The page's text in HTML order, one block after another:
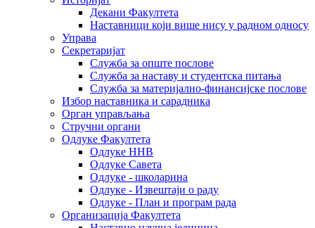
Декани Факултета
Наставници који више нису у радном односу
Управа
Секретаријат
Служба за опште послове
Служба за наставу и студентска питања
Служба за материјално-финансијске послове
Избор наставника и сарадника
Oрган управљања
Стручни органи
Одлуке Факултета
Одлуке ННВ
Одлуке Савета
Одлуке - школарина
Одлуке - Извештаји о раду
Одлуке - План и програм рада
Организација Факултета